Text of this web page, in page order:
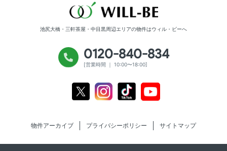
池尻大橋・三軒茶屋・中目黒周辺エリアの物件はウィル・ビーへ
0120-840-834
[営業時間 ｜ 10:00〜18:00]
Instagram Tiktok
物件アーカイブ プライバシーポリシー サイトマップ